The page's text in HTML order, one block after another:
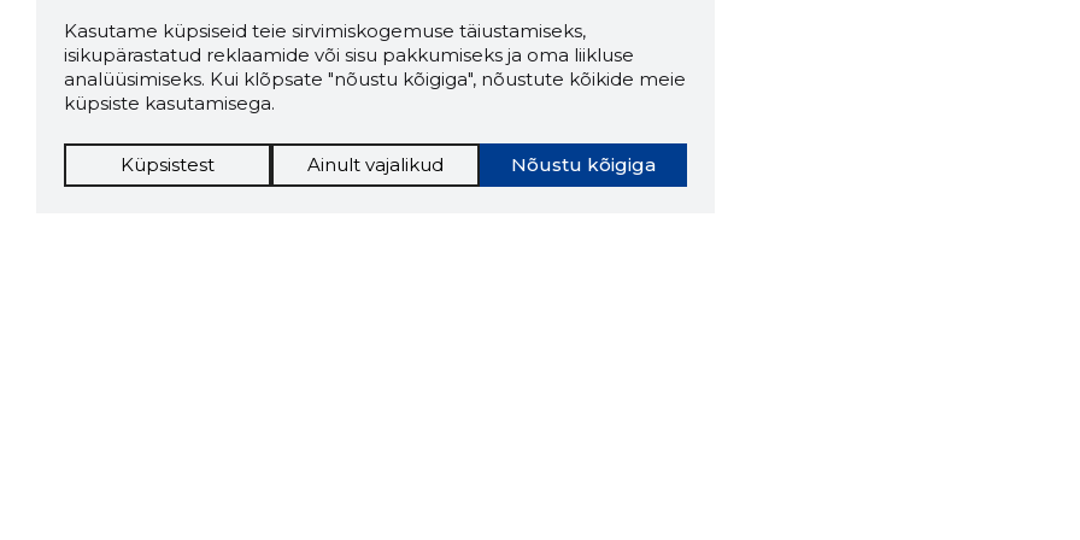
Kasutame küpsiseid teie sirvimiskogemuse täiustamiseks,
isikupärastatud reklaamide või sisu pakkumiseks ja oma liikluse
analüüsimiseks. Kui klõpsate "nõustu kõigiga", nõustute kõikide meie
küpsiste kasutamisega.
Nõustu kõigiga
Küpsistest Ainult vajalikud